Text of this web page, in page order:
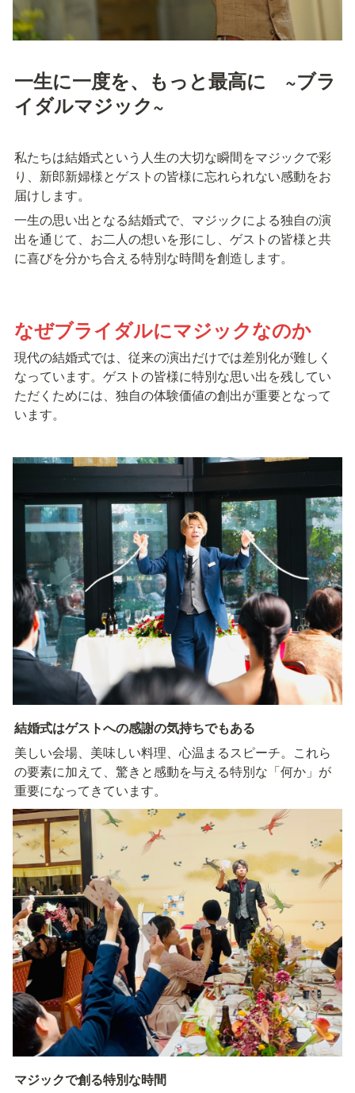
一生に一度を、もっと最高に　~ブラ
イダルマジック~
私たちは結婚式という人生の大切な瞬間をマジックで彩
り、新郎新婦様とゲストの皆様に忘れられない感動をお
届けします。
一生の思い出となる結婚式で、マジックによる独自の演
出を通じて、お二人の想いを形にし、ゲストの皆様と共
に喜びを分かち合える特別な時間を創造します。
なぜブライダルにマジックなのか
現代の結婚式では、従来の演出だけでは差別化が難しく
なっています。ゲストの皆様に特別な思い出を残してい
ただくためには、独自の体験価値の創出が重要となって
います。
結婚式はゲストへの感謝の気持ちでもある
美しい会場、美味しい料理、心温まるスピーチ。これら
の要素に加えて、驚きと感動を与える特別な「何か」が
重要になってきています。
マジックで創る特別な時間